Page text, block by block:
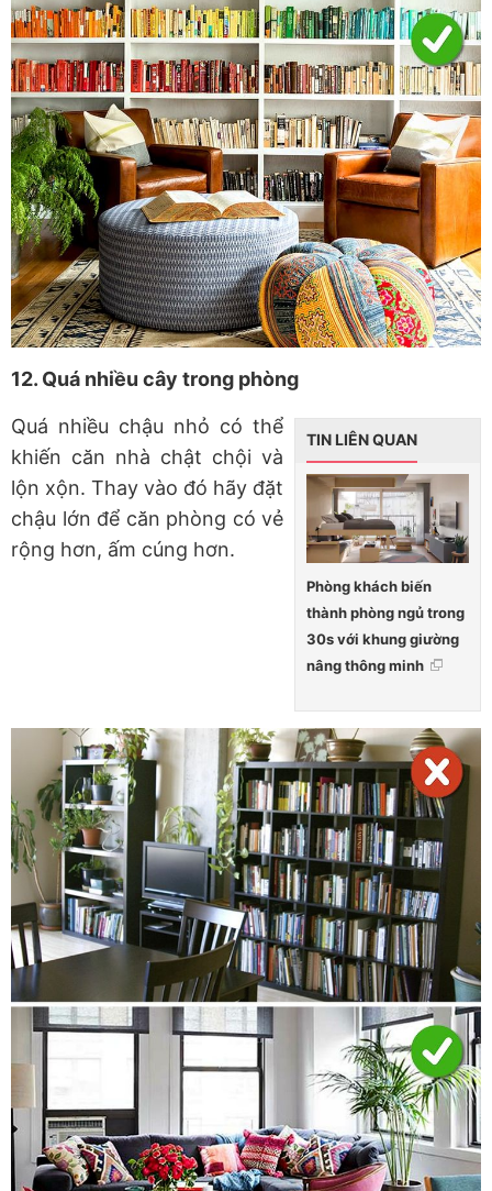
12. Quá nhiều cây trong phòng
TIN LIÊN QUAN
Phòng khách biến
thành phòng ngủ trong
30s với khung giường
nâng thông minh
Quá nhiều chậu nhỏ có thể
khiến căn nhà chật chội và
lộn xộn. Thay vào đó hãy đặt
chậu lớn để căn phòng có vẻ
rộng hơn, ấm cúng hơn.